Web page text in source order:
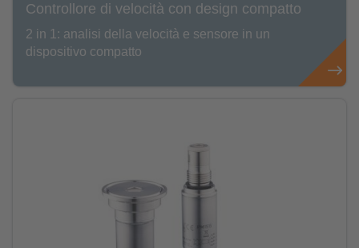
Controllore di velocità con design compatto
2 in 1: analisi della velocità e sensore in un
dispositivo compatto